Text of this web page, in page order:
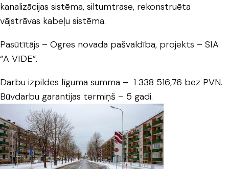
kanalizācijas sistēma, siltumtrase, rekonstruēta
vājstrāvas kabeļu sistēma.
Pasūtītājs – Ogres novada pašvaldība, projekts – SIA
“A VIDE”.
Darbu izpildes līguma summa – 1 338 516,76 bez PVN.
Būvdarbu garantijas termiņš – 5 gadi.